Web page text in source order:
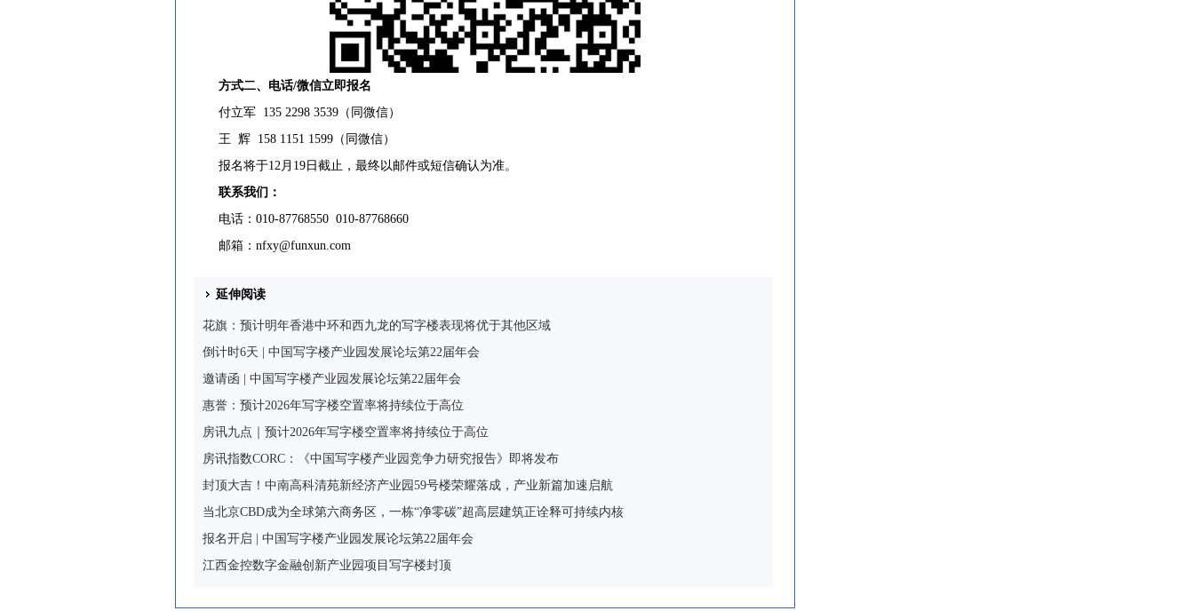
方式二、电话/微信立即报名
付立军 135 2298 3539（同微信）
王 辉 158 1151 1599（同微信）
报名将于12月19日截止，最终以邮件或短信确认为准。
联系我们：
电话：010-87768550 010-87768660
邮箱： nfxy@funxun.com
延伸阅读
花旗：预计明年香港中环和西九龙的写字楼表现将优于其他区域
倒计时6天 | 中国写字楼产业园发展论坛第22届年会
邀请函 | 中国写字楼产业园发展论坛第22届年会
惠誉：预计2026年写字楼空置率将持续位于高位
房讯九点｜预计2026年写字楼空置率将持续位于高位
房讯指数CORC：《中国写字楼产业园竞争力研究报告》即将发布
封顶大吉！中南高科清苑新经济产业园59号楼荣耀落成，产业新篇加速启航
当北京CBD成为全球第六商务区，一栋“净零碳”超高层建筑正诠释可持续内核
报名开启 | 中国写字楼产业园发展论坛第22届年会
江西金控数字金融创新产业园项目写字楼封顶